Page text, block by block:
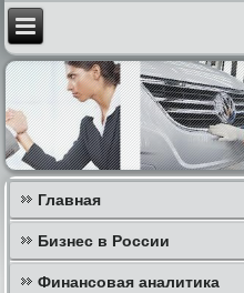
Главная
Бизнес в России
Финансовая аналитика